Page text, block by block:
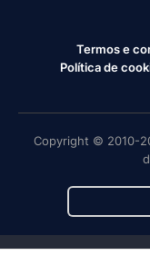
Termos e
Política de
Copyright © 2010-